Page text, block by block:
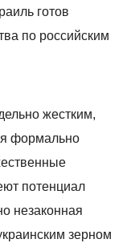
готов
по российским
жестким,
формально
потенциал
незаконная
зерном